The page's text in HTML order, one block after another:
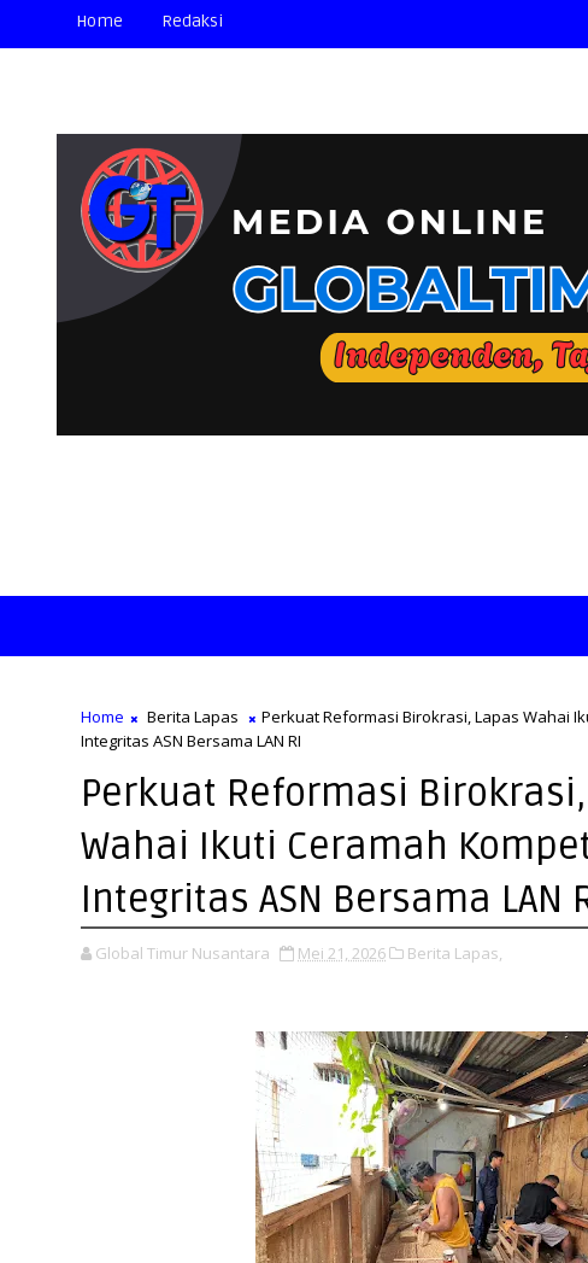
Home Redaksi
📢
Home Berita Lapas
Perkuat Reformasi Birokrasi, Lapas Wahai
Integritas ASN Bersama LAN RI
Perkuat Reformasi
Wahai Ikuti Ceramah
Integritas ASN Bersama LAN
Global Timur Nusantara Mei 21, 2026 Berita Lapas,